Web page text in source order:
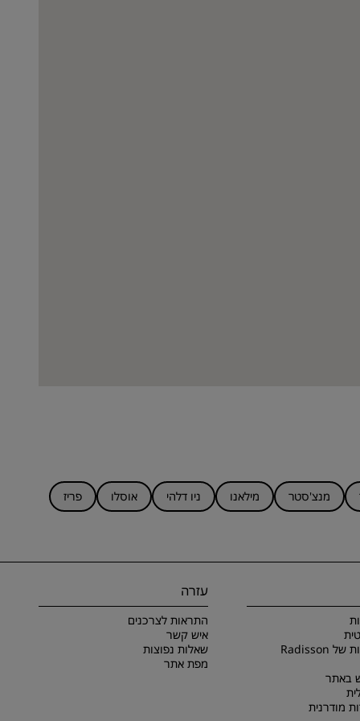
מנצ'סטר מילאנו ניו דלהי אוסלו
פריז
תנאים והתניות של Radisson
באתר
מודרנית
עזרה
התראות לצרכנים
איש קשר
שאלות נפוצות
מפת אתר